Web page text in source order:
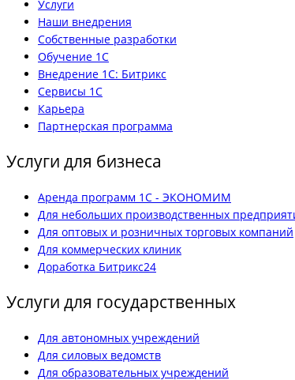
Услуги
Наши внедрения
Собственные разработки
Обучение 1С
Внедрение 1С: Битрикс
Сервисы 1С
Карьера
Партнерская программа
Услуги для бизнеса
Аренда программ 1С - ЭКОНОМИМ
Для небольших производственных
Для оптовых и розничных торговых компаний
Для коммерческих клиник
Доработка Битрикс24
Услуги для государственных
Для автономных учреждений
Для силовых ведомств
Для образовательных учреждений